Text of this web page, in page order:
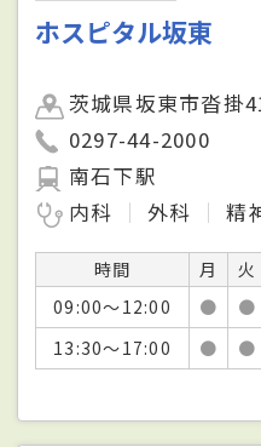
ホスピタル坂東
茨城県坂東市沓掛
0297-44-2000
南石下駅
内科
外科 精
時間 月 火
09:00～12:00
● ●
13:30～17:00
● ●